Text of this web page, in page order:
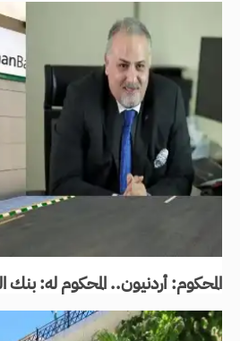
المحكوم: أردنيون.. المحكوم له: